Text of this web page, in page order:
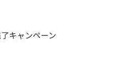
キャンペーン